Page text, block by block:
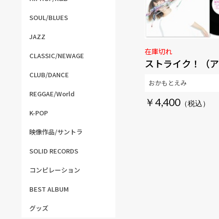
SOUL/BLUES
JAZZ
CLASSIC/NEWAGE
CLUB/DANCE
REGGAE/World
K-POP
映像作品/サントラ
SOLID RECORDS
コンピレーション
BEST ALBUM
グッズ
ストライク！（
在庫切れ
￥4,400
おかもとえみ